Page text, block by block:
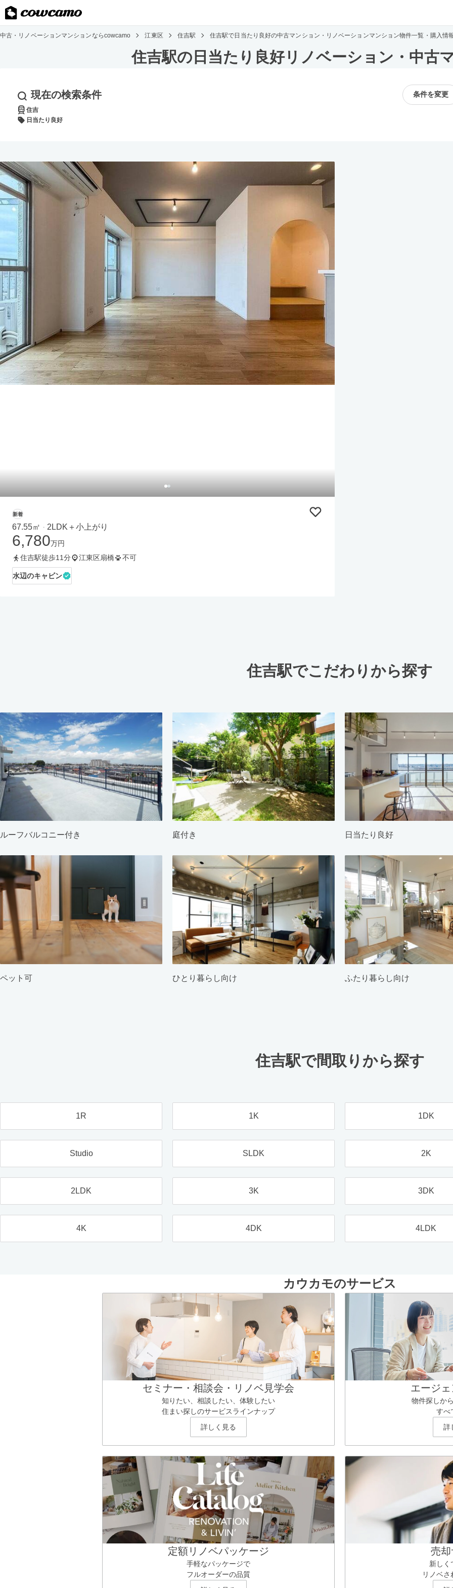
中古・リノベーションマンションならcowcamo 江東区 住吉駅 住吉駅で日当たり良好の中古マンション・リノベーションマンション物件一覧・購入情
住吉駅の日当たり良好リノベーション・中古
現在の検索条件 条件を変更
住吉
日当たり良好
新着
67.55㎡ ・ 2LDK＋小上がり
6,780万円
住吉駅徒歩11分
江東区扇橋 不可
水辺のキャビン
住吉駅でこだわりから探す
ルーフバルコニー付き 庭付き 日当たり良好
ペット可 ひとり暮らし向け ふたり暮らし向け
住吉駅で間取りから探す
1R 1K 1DK
Studio SLDK 2K
2LDK 3K 3DK
4K 4DK 4LDK
カウカモのサービス
セミナー・相談会・リノベ見学会
知りたい、相談したい、体験したい
住まい探しのサービスラインナップ
詳しく見る
エージ
物件探しか
すべ
詳
定額リノベパッケージ
手軽なパッケージで
フルオーダーの品質
売
新しく
リノベ